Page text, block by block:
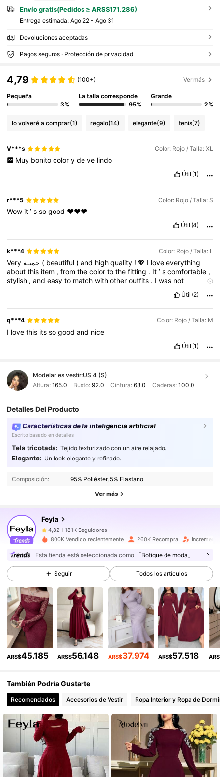
Envío gratis(Pedidos ≥ ARS$171.286)
Entrega estimada: Ago 22 - Ago 31
Devoluciones aceptadas
Pagos seguros · Protección de privacidad
4,79 (100+) Ver más
Pequeña
3%
La talla corresponde
95%
Grande
2%
lo volveré a comprar(1) regalo(14) elegante(9) tenis(7)
V***s Color: Rojo / Talla: XL
Muy bonito color y de ve lindo
Útil (1)
r***5 Color: Rojo / Talla: S
Wow it’ssogood ❤️❤️❤️
Útil (4)
k***4 Color: Rojo / Talla: L
Very ( beautiful)and highquality !💖 I loveeverything
aboutthis item ,fromthecolortothefitting . It’scomfortable ,
stylish ,andeasyto matchwithotheroutfits . Iwas not
me
Útil (2)
q***4 Color: Rojo / Talla: M
I lovethis itssogoodand nice
Útil (1)
Modelar es vestir:US 4 (S)
Altura: 165.0 Busto:92.0 Cintura: 68.0 Caderas: 100.0
Detalles Del Producto
Características de la inteligencia artificial
Escrito basado en detalles
Tela tricotada: Tejido texturizado con un aire relajado.
Elegante: Un look elegante y refinado.
Composición: 95% Poliéster, 5% Elastano
Ver más
Feyla
181K Seguidores
4,82 181K Seguidores
181K Seguidores
4,82 181K Seguidores
4,82 181K Seguidores
4,82 181K Seguidores
4,82 181K Seguidores
4,82 181K Seguidores
800K Vendido recientemente 260K Recompra
Esta tienda está seleccionada como 「Botique de moda」
Seguir Todos los artículos
ARS$45.185 ARS$56.148 ARS$37.974 ARS$57.518
También Podría Gustarte
Recomendados Accesorios de Vestir Ropa Interior y Ropa de